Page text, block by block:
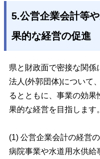
5.公営企業会計等
果的な経営の促進
県と財政面で密接な関係
法人(外郭団体)について
るとともに、事業の効
果的な経営を目指します。
(1) 公営企業会計の経営
病院事業や水道用水供給